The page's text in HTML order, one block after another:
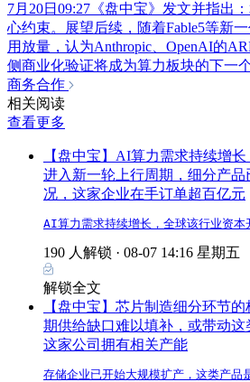
7月20日09:27《盘中宝》发文并指出
心约束。展望后续，随着Fable5等新
用放量，认为Anthropic、OpenAI的
侧商业化验证将成为算力板块的下一
商务合作
相关阅读
查看更多
【盘中宝】AI算力需求持续增
进入新一轮上行周期，细分产品
况，这家企业在手订单超百亿元
AI算力需求持续增长，全球该行业资
190 人解锁 · 08-07 14:16 星期五
解锁全文
【盘中宝】芯片制造细分环节
期供给缺口难以填补，或带动这
这家公司拥有相关产能
存储企业已开始大规模扩产，这类产品